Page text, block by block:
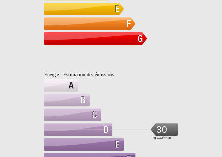
Énergie - Estimation des émissions
30
kg CO2/m².an